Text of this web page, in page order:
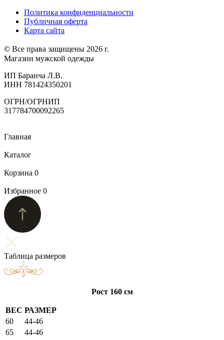
Политика конфиденциальности
Публичная оферта
Карта сайта
© Все права защищены 2026 г.
Магазин мужской одежды
ИП Баранча Л.В.
ИНН 781424350201
ОГРН/ОГРНИП
317784700092265
Главная
Каталог
Корзина 0
Избранное 0
Таблица размеров
Рост 160 см
ВЕС РАЗМЕР
60
44-46
65
44-46